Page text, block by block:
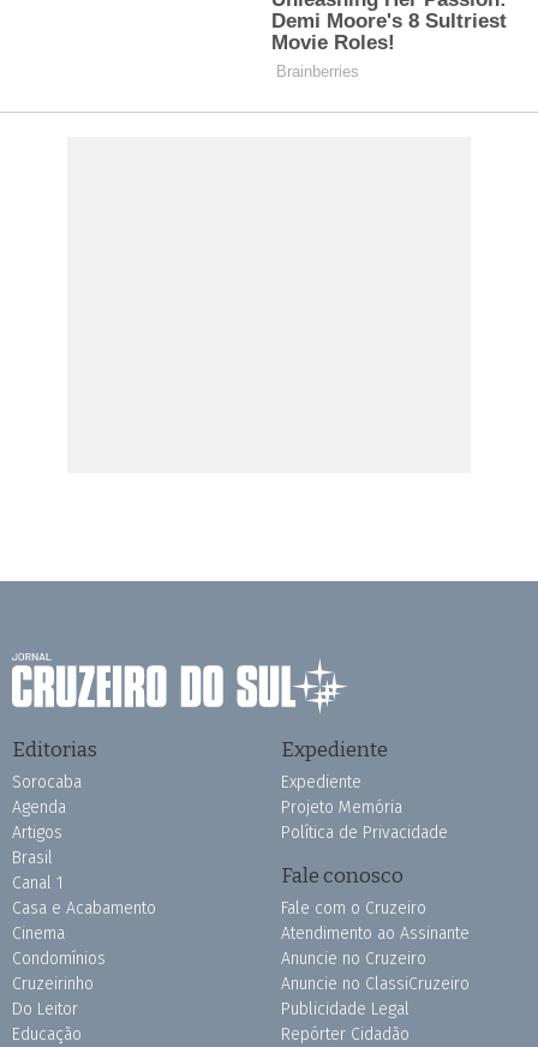
Editorias
Sorocaba
Agenda
Artigos
Brasil
Canal 1
Casa e Acabamento
Cinema
Condomínios
Cruzeirinho
Do Leitor
Educação
Expediente
Expediente
Projeto Memória
Política de Privacidade
Fale conosco
Fale com o Cruzeiro
Atendimento ao Assinante
Anuncie no Cruzeiro
Anuncie no ClassiCruzeiro
Publicidade Legal
Repórter Cidadão